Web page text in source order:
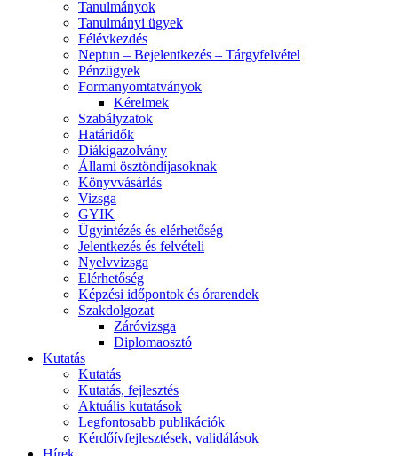
Tanulmányok
Tanulmányi ügyek
Félévkezdés
Neptun – Bejelentkezés – Tárgyfelvétel
Pénzügyek
Formanyomtatványok
Kérelmek
Szabályzatok
Határidők
Diákigazolvány
Állami ösztöndíjasoknak
Könyvvásárlás
Vizsga
GYIK
Ügyintézés és elérhetőség
Jelentkezés és felvételi
Nyelvvizsga
Elérhetőség
Képzési időpontok és órarendek
Szakdolgozat
Záróvizsga
Diplomaosztó
Kutatás
Kutatás
Kutatás, fejlesztés
Aktuális kutatások
Legfontosabb publikációk
Kérdőívfejlesztések, validálások